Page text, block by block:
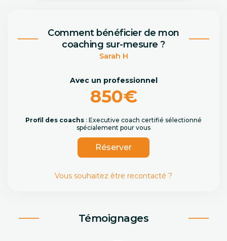
Comment bénéficier de mon
coaching sur-mesure ?
Sarah H
Avec un professionnel
850€
Profil des coachs : Executive coach certifié sélectionné
spécialement pour vous
Réserver
Vous souhaitez être recontacté ?
Témoignages